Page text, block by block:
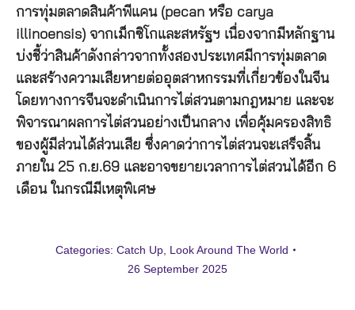
การทุ่มตลาดสินค้าพีแคน (pecan หรือ carya
illinoensis) จากเม็กซิโกและสหรัฐฯ เนื่องจากมีหลักฐาน
บ่งชี้ว่าสินค้าดังกล่าวจากทั้งสองประเทศมีการทุ่มตลาด
และสร้างความเสียหายต่ออุตสาหกรรมที่เกี่ยวข้องในจีน
โดยทางการจีนจะดำเนินการไต่สวนตามกฎหมาย และจะ
พิจารณาผลการไต่สวนอย่างเป็นกลาง เพื่อคุ้มครองสิทธิ
ของผู้มีส่วนได้ส่วนเสีย ซึ่งคาดว่าการไต่สวนจะเสร็จสิ้น
ภายใน 25 ก.ย.69 และอาจขยายเวลาการไต่สวนได้อีก 6
เดือน ในกรณีมีเหตุพิเศษ
Categories: Catch Up, Look Around The World
26 September 2025